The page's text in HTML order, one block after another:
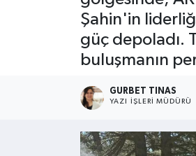
Şahin'in
güç depoladı.
buluşmanın
GURBET TINAS
YAZI İŞLERI MÜDÜRÜ
Kültür - Sanat